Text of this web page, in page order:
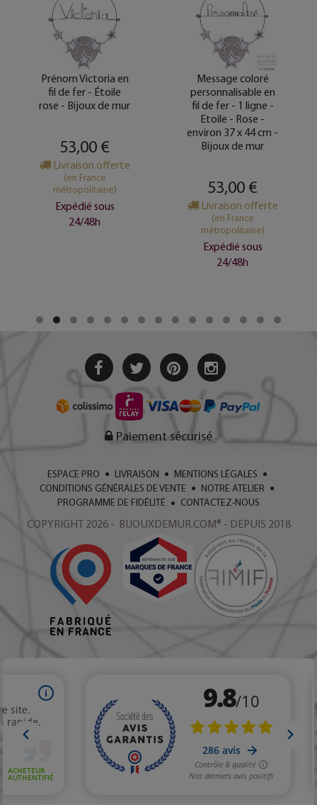
Prénom Victoria en
fil de fer - Étoile
rose - Bijoux de mur
53,00 €
Livraison offerte
(en France
métropolitaine)
Expédié sous
24/48h
Message coloré
personnalisable en
fil de fer - 1 ligne -
Etoile - Rose -
environ 37 x 44 cm -
Bijoux de mur
53,00 €
Livraison offerte
(en France
métropolitaine)
Expédié sous
24/48h
Paiement sécurisé
ESPACE PRO LIVRAISON
MENTIONS LÉGALES
CONDITIONS GÉNÉRALES DE VENTE
NOTRE ATELIER
PROGRAMME DE FIDÉLITÉ
CONTACTEZ-NOUS
COPYRIGHT 2026 - BIJOUXDEMUR.COM® - DEPUIS 2018